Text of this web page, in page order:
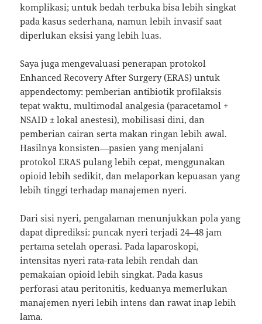
komplikasi; untuk bedah terbuka bisa lebih singkat
pada kasus sederhana, namun lebih invasif saat
diperlukan eksisi yang lebih luas.
Saya juga mengevaluasi penerapan protokol
Enhanced Recovery After Surgery (ERAS) untuk
appendectomy: pemberian antibiotik profilaksis
tepat waktu, multimodal analgesia (paracetamol +
NSAID ± lokal anestesi), mobilisasi dini, dan
pemberian cairan serta makan ringan lebih awal.
Hasilnya konsisten—pasien yang menjalani
protokol ERAS pulang lebih cepat, menggunakan
opioid lebih sedikit, dan melaporkan kepuasan yang
lebih tinggi terhadap manajemen nyeri.
Dari sisi nyeri, pengalaman menunjukkan pola yang
dapat diprediksi: puncak nyeri terjadi 24–48 jam
pertama setelah operasi. Pada laparoskopi,
intensitas nyeri rata-rata lebih rendah dan
pemakaian opioid lebih singkat. Pada kasus
perforasi atau peritonitis, keduanya memerlukan
manajemen nyeri lebih intens dan rawat inap lebih
lama.